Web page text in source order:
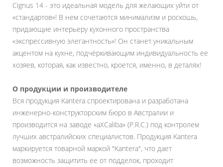
Cignus 14 - это идеальная модель для желающих уйти от
«стандартов»! В нем сочетаются минимализм и роскошь,
придающие интерьеру кухонного пространства
«экспрессивную элегантность»! Он станет уникальным
акцентом на кухне, подчёркивающим индивидуальность ее
хозяев, которая, как известно, кроется, именно, в деталях!
О продукции и производителе
Вся продукция Kantera спроектирована и разработана
инженерно-конструкторским бюро в Австралии и
производится на заводе «aXCaliba» (P.R.C.) под контролем
лучших австралийских специалистов. Продукция Kantera
маркируется товарной маркой "Kantera", что дает
возможность защитить ее от подделок, проходит